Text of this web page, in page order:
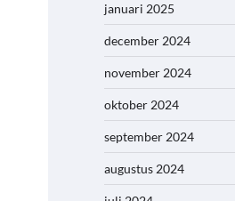
januari 2025
december 2024
november 2024
oktober 2024
september 2024
augustus 2024